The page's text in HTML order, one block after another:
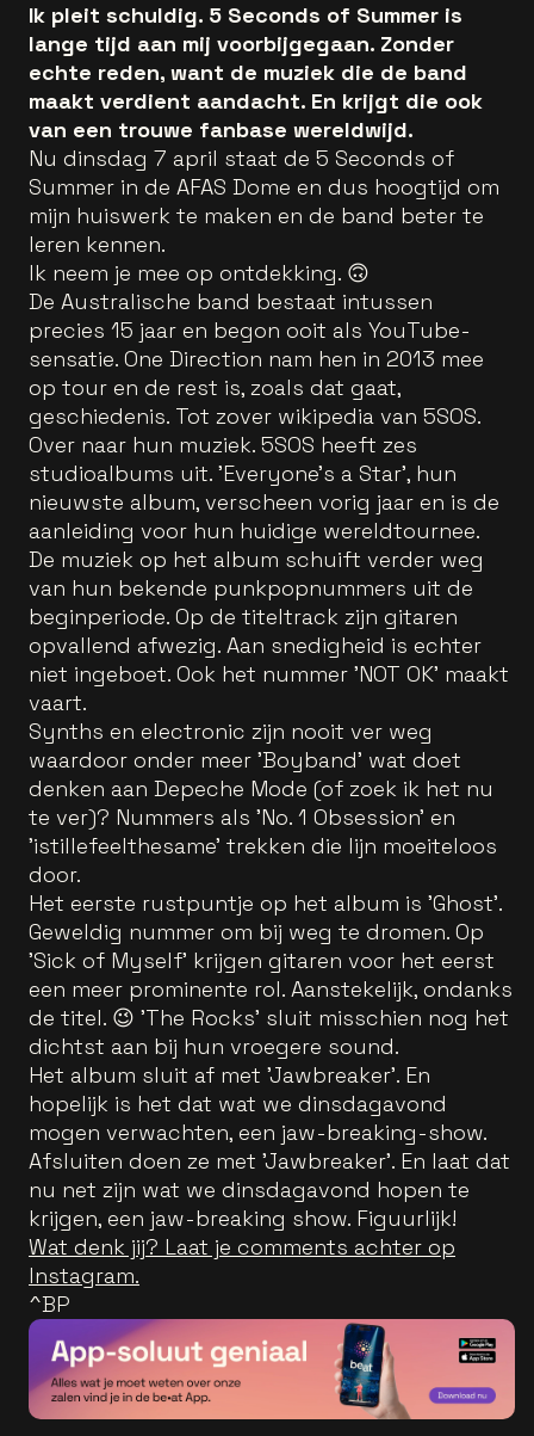
Ik pleit schuldig. 5 Seconds of Summer is
lange tijd aan mij voorbijgegaan. Zonder
echte reden, want de muziek die de band
maakt verdient aandacht. En krijgt die ook
van een trouwe fanbase wereldwijd.
Nu dinsdag 7 april staat de 5 Seconds of
Summer in de AFAS Dome en dus hoogtijd om
mijn huiswerk te maken en de band beter te
leren kennen.
Ik neem je mee op ontdekking. 🙃
De Australische band bestaat intussen
precies 15 jaar en begon ooit als YouTube-
sensatie. One Direction nam hen in 2013 mee
op tour en de rest is, zoals dat gaat,
geschiedenis. Tot zover wikipedia van 5SOS.
Over naar hun muziek. 5SOS heeft zes
studioalbums uit. 'Everyone's a Star', hun
nieuwste album, verscheen vorig jaar en is de
aanleiding voor hun huidige wereldtournee.
De muziek op het album schuift verder weg
van hun bekende punkpopnummers uit de
beginperiode. Op de titeltrack zijn gitaren
opvallend afwezig. Aan snedigheid is echter
niet ingeboet. Ook het nummer 'NOT OK' maakt
vaart.
Synths en electronic zijn nooit ver weg
waardoor onder meer 'Boyband' wat doet
denken aan Depeche Mode (of zoek ik het nu
te ver)? Nummers als 'No. 1 Obsession' en
'istillefeelthesame' trekken die lijn moeiteloos
door.
Het eerste rustpuntje op het album is 'Ghost'.
Geweldig nummer om bij weg te dromen. Op
'Sick of Myself' krijgen gitaren voor het eerst
een meer prominente rol. Aanstekelijk, ondanks
de titel. 😉 'The Rocks' sluit misschien nog het
dichtst aan bij hun vroegere sound.
Het album sluit af met 'Jawbreaker'. En
hopelijk is het dat wat we dinsdagavond
mogen verwachten, een jaw-breaking-show.
Afsluiten doen ze met 'Jawbreaker'. En laat dat
nu net zijn wat we dinsdagavond hopen te
krijgen, een jaw-breaking show. Figuurlijk!
Wat denk jij? Laat je comments achter op
Instagram.
^BP